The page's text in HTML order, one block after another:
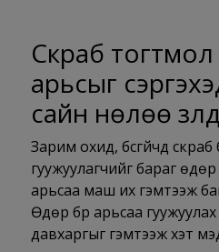
Скраб тогтмол
арьсыг
сайн нөлөө
Зарим охид, бүсгүйчүүд скраб
гуужуулагчийг бараг
арьсаа маш их гэмтээж
Өдөр бүр арьсаа
давхаргыг гэмтээж хэт